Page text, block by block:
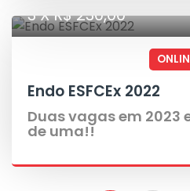
3 X R$ 230,00
Endo ESFCEx 2022
Duas vagas em 2023
de uma!!